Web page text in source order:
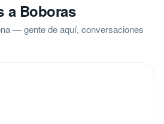
a Boboras
— gente de aquí, conversaciones